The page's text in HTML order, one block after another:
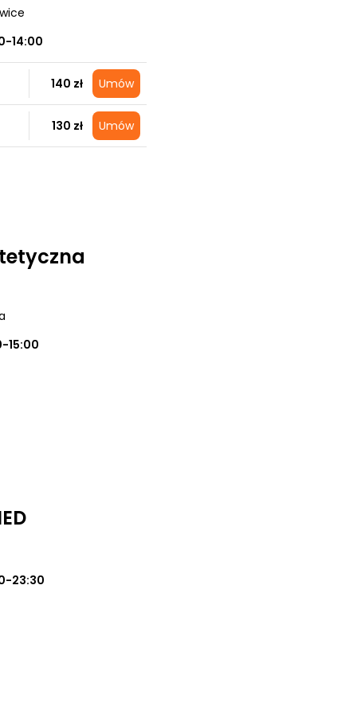
14:00
140 zł Umów
130 zł Umów
15:00
23:30